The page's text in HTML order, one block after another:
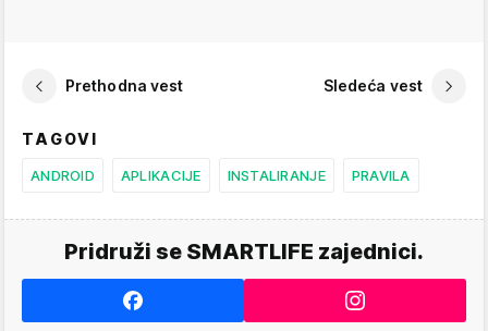
Prethodna vest Sledeća vest
TAGOVI
ANDROID APLIKACIJE INSTALIRANJE PRAVILA
Pridruži se SMARTLIFE zajednici.